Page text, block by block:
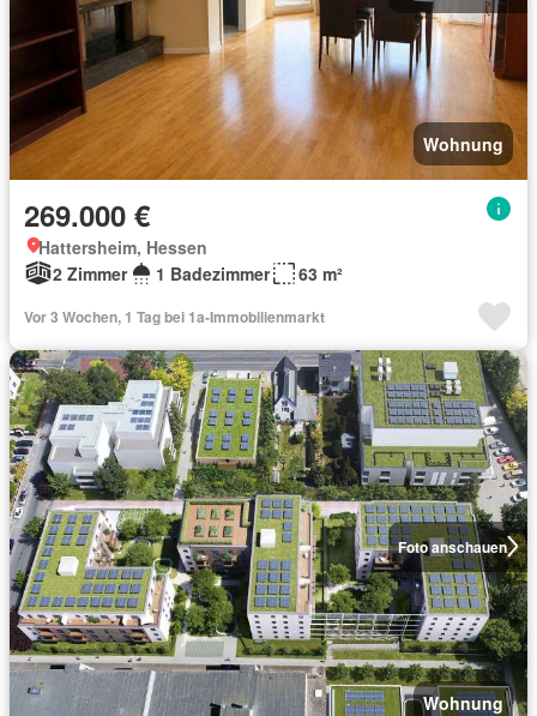
Wohnung
269.000 €
Hattersheim, Hessen
2 Zimmer
1 Badezimmer 63 m²
Vor 3 Wochen, 1 Tag bei 1a-Immobilienmarkt
Foto anschauen
Wohnung